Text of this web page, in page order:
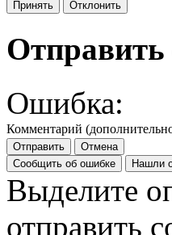
Принять Отклонить
Ошибка:
Комментарий
Отправить
Отмена
Сообщить об ошибке
Нашли
Выделите
отправить